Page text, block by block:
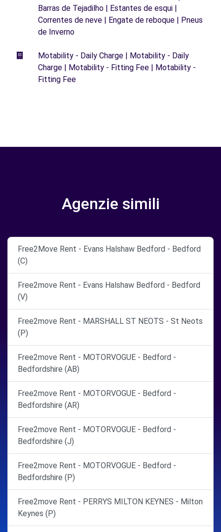
Barras de Tejadilho | Estantes de esqui |
Correntes de neve | Engate de reboque | Pneus
de Inverno
Motability - Daily Charge | Motability - Daily
Charge | Motability - Fitting Fee | Motability -
Fitting Fee
Agenzie simili
Free2Move Rent - Evans Halshaw Bedford - Bedford
(C)
Free2move Rent - Evans Halshaw Bedford - Bedford
(V)
Free2move Rent - MARSHALL ST NEOTS - St Neots
(P)
Free2move Rent - MOTORVOGUE - Bedford -
Bedfordshire (AB)
Free2move Rent - MOTORVOGUE - Bedford -
Bedfordshire (AR)
Free2move Rent - MOTORVOGUE - Bedford -
Bedfordshire (J)
Free2move Rent - MOTORVOGUE - Bedford -
Bedfordshire (P)
Free2move Rent - PERRYS MILTON KEYNES - Milton
Keynes (P)